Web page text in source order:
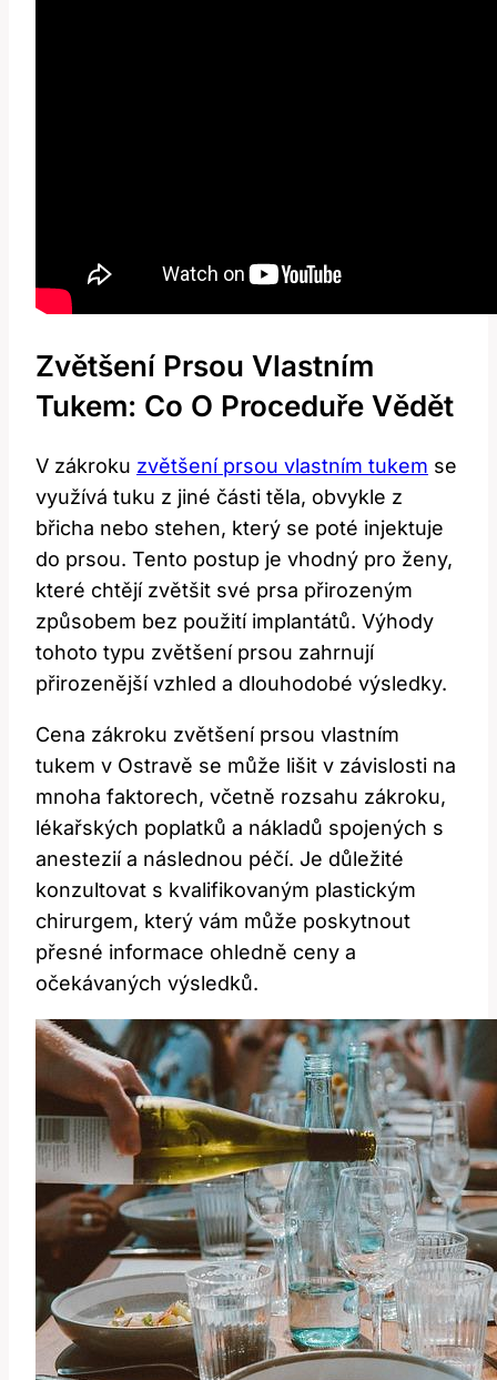
Zvětšení Prsou⁣ Vlastním
Tukem: Co‍ O ⁤proceduře Vědět
V zákroku zvětšení prsou⁣ vlastním tukem se
využívá tuku z jiné části těla, obvykle z
břicha nebo stehen, který ‍se⁣ poté injektuje
do prsou. ⁣Tento postup je ​vhodný pro​ ženy,‍
které ​chtějí zvětšit ⁢své prsa přirozeným‌
způsobem bez ⁣použití implantátů. Výhody
‌tohoto‍ typu zvětšení prsou zahrnují
přirozenější vzhled a dlouhodobé výsledky.
Cena zákroku zvětšení​ prsou vlastním
tukem‍ v Ostravě se může lišit v závislosti ⁤na
mnoha faktorech, včetně rozsahu zákroku,‌
lékařských poplatků‍ a nákladů​ spojených s
‌anestezií a následnou⁣ péčí. Je důležité
konzultovat ‍s kvalifikovaným⁣ plastickým
chirurgem, který vám ⁢může poskytnout
přesné informace ohledně ceny a
očekávaných ⁤výsledků.